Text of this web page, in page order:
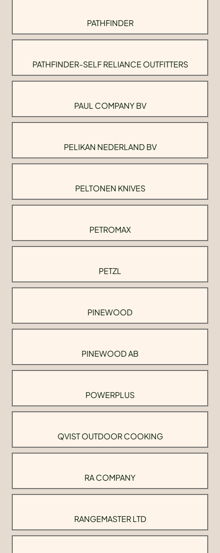
PATHFINDER
PATHFINDER-SELF RELIANCE OUTFITTERS
PAUL COMPANY BV
PELIKAN NEDERLAND BV
PELTONEN KNIVES
PETROMAX
PETZL
PINEWOOD
PINEWOOD AB
POWERPLUS
QVIST OUTDOOR COOKING
RA COMPANY
RANGEMASTER LTD